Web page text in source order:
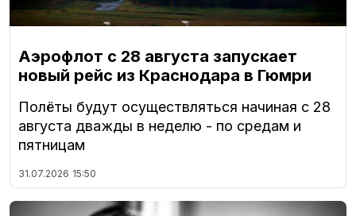
Аэрофлот с 28 августа запускает
новый рейс из Краснодара в Гюмри
Полёты будут осуществляться начиная с 28
августа дважды в неделю - по средам и
пятницам
31.07.2026 15:50